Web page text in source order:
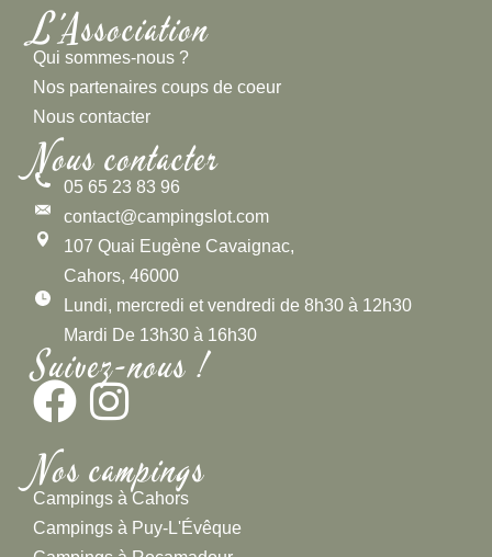
L'Association
Qui sommes-nous ?
Nos partenaires coups de coeur
Nous contacter
Nous contacter
05 65 23 83 96
contact@campingslot.com
107 Quai Eugène Cavaignac,
Cahors, 46000
Lundi, mercredi et vendredi de 8h30 à 12h30
Mardi De 13h30 à 16h30
Suivez-nous !
Nos campings
Campings à Cahors
Campings à Puy-L'Évêque